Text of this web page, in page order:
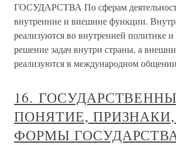
ГОСУДАРСТВА По сферам
внутренние и внешние функции.
реализуются во внутренней политике
решение задач внутри страны, а
реализуются в международном
16.
ПОНЯТИЕ,
ФОРМЫ